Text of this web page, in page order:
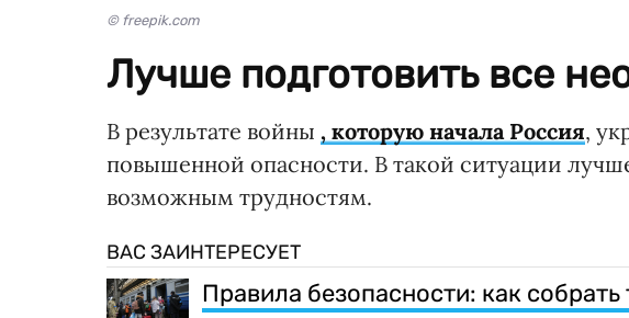
© freepik.com
Лучше подготовить все
В результате войны , которую начала Россия,
повышенной опасности. В такой ситуации
возможным трудностям.
ВАС ЗАИНТЕРЕСУЕТ
Правила безопасности: как